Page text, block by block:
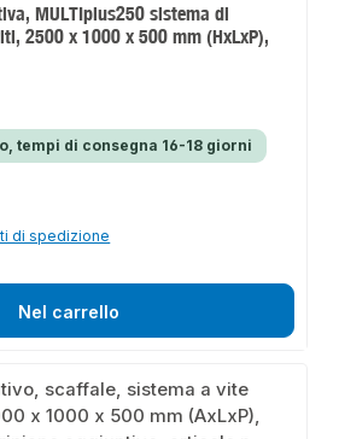
MULTIplus250 sistema di
2500 x 1000 x 500 mm (HxLxP),
tempi di consegna 16-18 giorni
di spedizione
Nel carrello